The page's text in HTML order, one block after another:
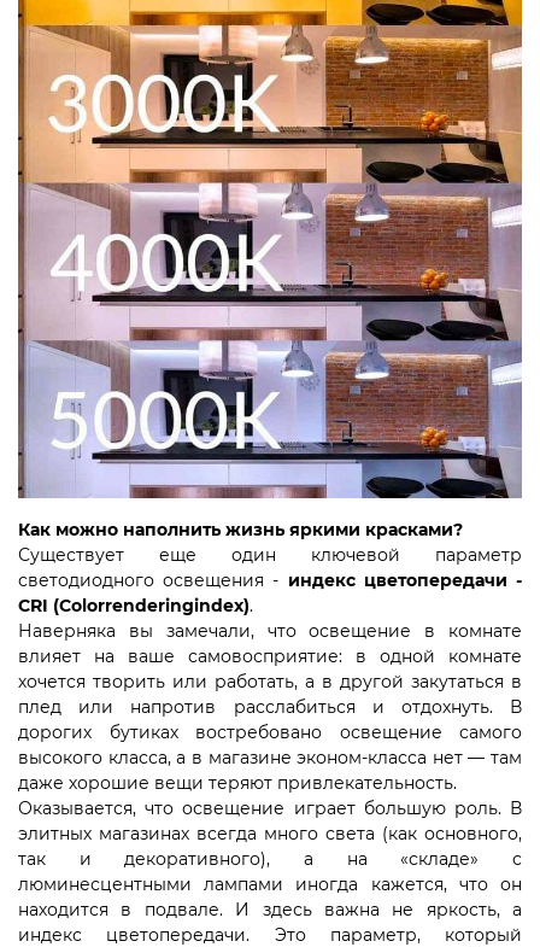
Как можно наполнить жизнь яркими красками?
Существует еще один ключевой параметр
светодиодного освещения - индекс цветопередачи -
CRI (Colorrenderingindex). ⠀
Наверняка вы замечали, что освещение в комнате
влияет на ваше самовосприятие: в одной комнате
хочется творить или работать, а в другой закутаться в
плед или напротив расслабиться и отдохнуть. В
дорогих бутиках востребовано освещение самого
высокого класса, а в магазине эконом-класса нет — там
даже хорошие вещи теряют привлекательность.
Оказывается, что освещение играет большую роль. В
элитных магазинах всегда много света (как основного,
так и декоративного), а на «складе» с
люминесцентными лампами иногда кажется, что он
находится в подвале. И здесь важна не яркость, а
индекс цветопередачи. Это параметр, который